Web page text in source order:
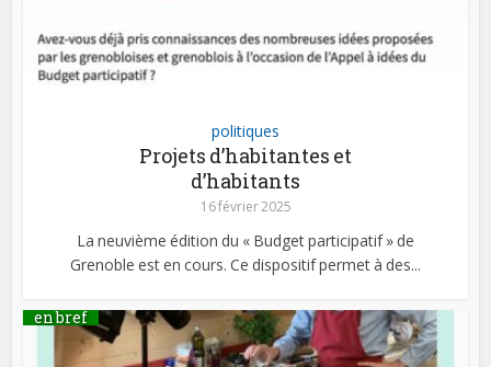
politiques
Projets d’habitantes et
d’habitants
16 février 2025
La neuvième édition du « Budget participatif » de
Grenoble est en cours. Ce dispositif permet à des...
en bref